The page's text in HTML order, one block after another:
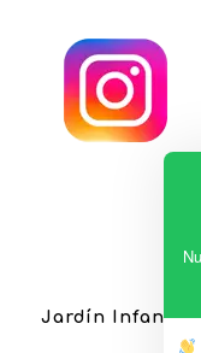
Jardín Infantil